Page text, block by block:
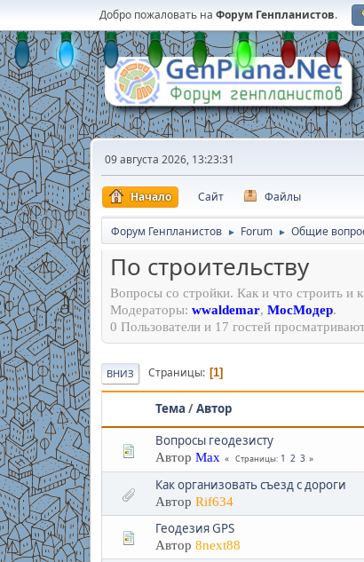
Добро пожаловать на Форум Генпланистов.
09 августа 2026, 13:23:31
Начало Сайт Файлы
Форум Генпланистов ► Forum ► Общие
По строительству
Вопросы со стройки. Как и что строить и
Модераторы: wwaldemar, МосМодер.
0 Пользователи и 17 гостей
ВНИЗ Страницы 1
Тема /Автор
Вопросы геодезисту
Автор Max Страницы 1 2 3
Как организовать съезд с дороги
Автор Rif634
Геодезия GPS
Автор 8next88